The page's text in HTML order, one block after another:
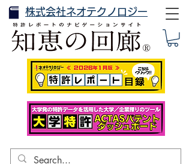
株式会社ネオテクノロジー